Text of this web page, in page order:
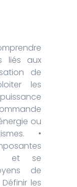
liés aux
de
les
ou
•
et se
de
les